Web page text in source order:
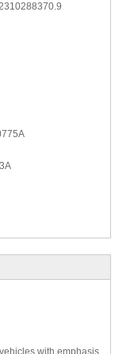
with emphasis